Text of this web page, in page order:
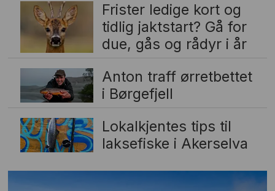
Frister ledige kort og
tidlig jaktstart? Gå for
due, gås og rådyr i år
Anton traff ørretbettet
i Børgefjell
Lokalkjentes tips til
laksefiske i Akerselva